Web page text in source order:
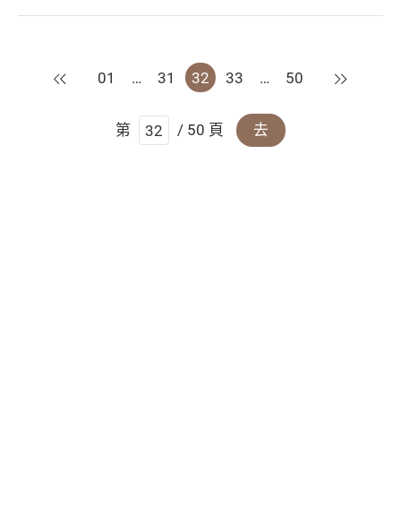
上一頁
01 … 31 32 33 … 50 下一頁
第 / 50 頁 去